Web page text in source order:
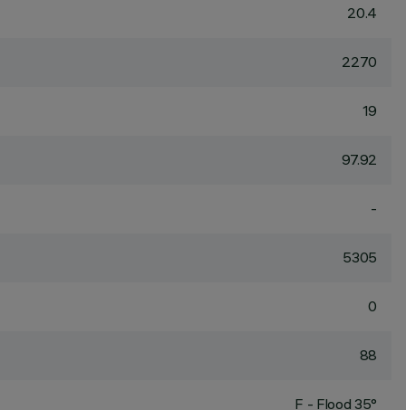
20.4
2270
19
97.92
-
5305
0
88
F - Flood 35°